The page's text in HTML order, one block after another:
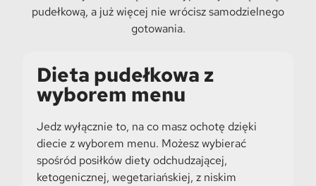
pudełkową, a już więcej nie wrócisz samodzielnego
gotowania.
Dieta pudełkowa z
wyborem menu
Jedz wyłącznie to, na co masz ochotę dzięki
diecie z wyborem menu. Możesz wybierać
spośród posiłków diety odchudzającej,
ketogenicznej, wegetariańskiej, z niskim